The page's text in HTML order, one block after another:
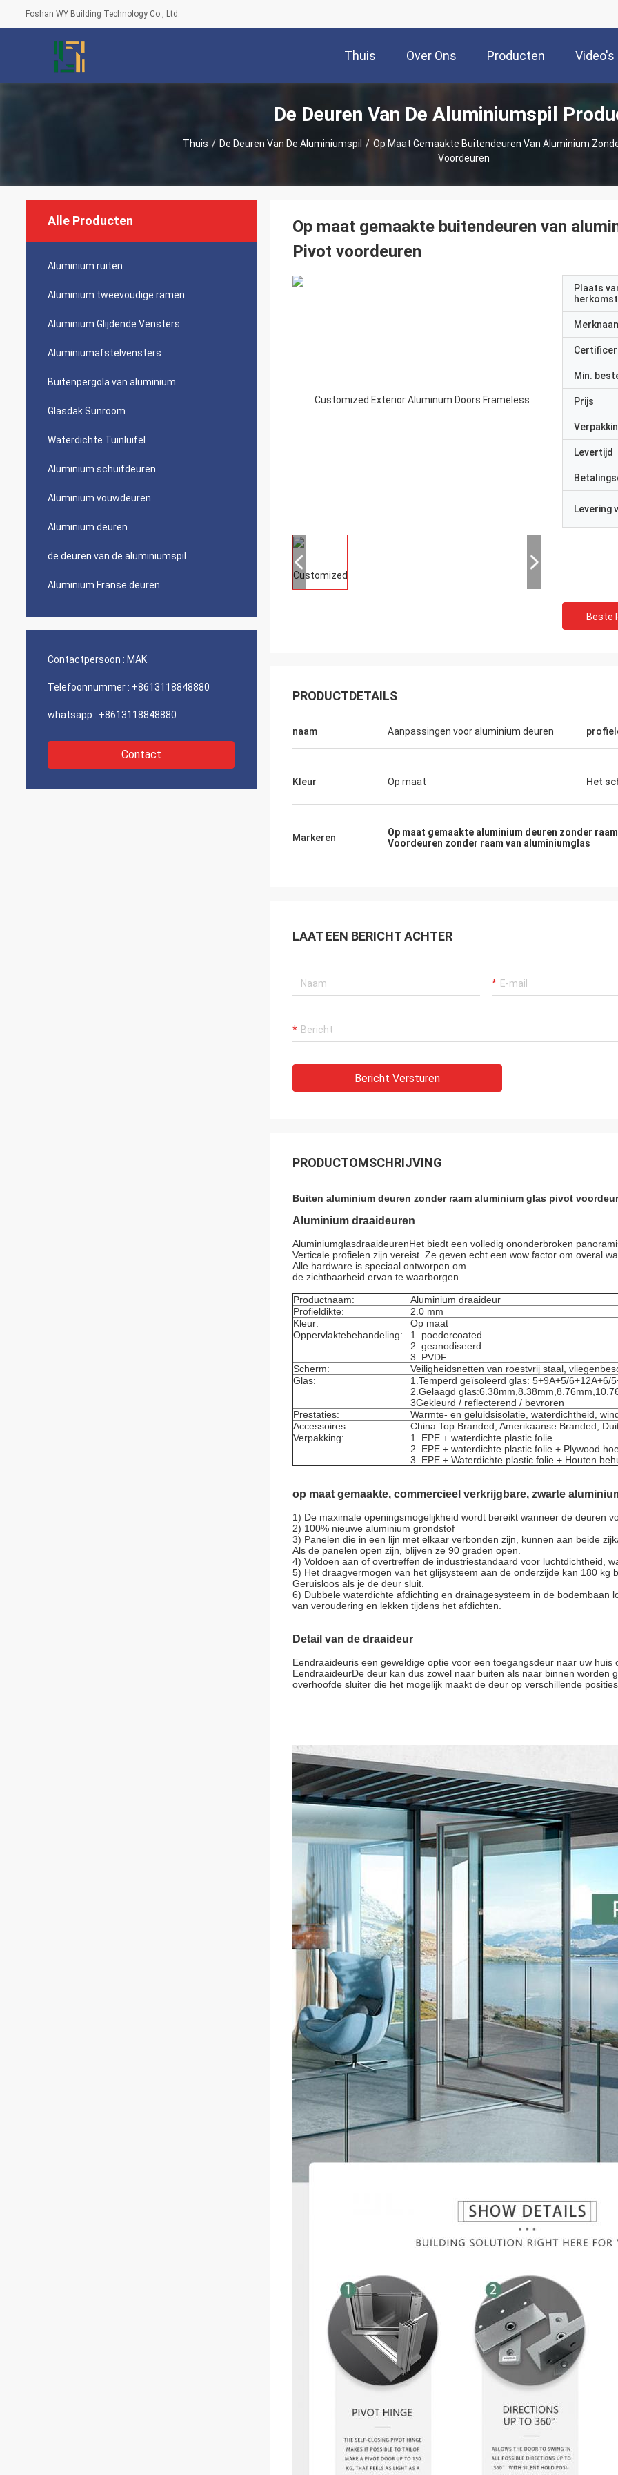
Foshan WY Building Technology Co., Ltd.
Thuis Over Ons Producten Video's
De Deuren Van De Aluminiumspil
Thuis / De Deuren Van De Aluminiumspil / Op Maat Gemaakte Buitendeuren Van Aluminium
Voordeuren
Alle Producten
Aluminium ruiten
Aluminium tweevoudige ramen
Aluminium Glijdende Vensters
Aluminiumafstelvensters
Buitenpergola van aluminium
Glasdak Sunroom
Waterdichte Tuinluifel
Aluminium schuifdeuren
Aluminium vouwdeuren
Aluminium deuren
de deuren van de aluminiumspil
Aluminium Franse deuren
Contactpersoon : MAK
Telefoonnummer : +8613118848880
whatsapp : +8613118848880
Contact
Op maat gemaakte buitendeuren van
Pivot voordeuren
Plaats
herkomst
Min.
Prijs
Levertijd
Levering
Beste
PRODUCTDETAILS
naam Aanpassingen voor aluminium deuren
Kleur Op maat Het
Markeren
Op maat gemaakte aluminium deuren zonder raam
Voordeuren zonder raam van aluminiumglas
LAAT EEN BERICHT ACHTER
Bericht Versturen
PRODUCTOMSCHRIJVING
Buiten aluminium deuren zonder raam aluminium glas pivot
Aluminium draaideuren
AluminiumglasdraaideurenHet biedt een volledig ononderbroken
Verticale profielen zijn vereist. Ze geven echt een wow factor om overal
Alle hardware is speciaal ontworpen om
de zichtbaarheid ervan te waarborgen.
Productnaam:
Aluminium draaideur
Profieldikte:
2.0 mm
Kleur:
Op maat
Oppervlaktebehandeling:
1. poedercoated
2. geanodiseerd
3. PVDF
Scherm:
Veiligheidsnetten van roestvrij staal,
Glas:
1.Temperd geïsoleerd glas: 5+9A+5/6+12A+6/
2.Gelaagd
3Gekleurd / reflecterend / bevroren
Prestaties:
Warmte- en geluidsisolatie, waterdichtheid,
Accessoires:
China Top Branded; Amerikaanse Branded;
Verpakking:
1. EPE + waterdichte plastic folie
2. EPE + waterdichte plastic folie + Plywood
3. EPE + Waterdichte plastic folie + Houten
op maat gemaakte, commercieel verkrijgbare, zwarte
1) De maximale openingsmogelijkheid wordt bereikt wanneer de deuren
2) 100% nieuwe aluminium grondstof
3) Panelen die in een lijn met elkaar verbonden zijn, kunnen aan beide
Als de panelen open zijn, blijven ze 90 graden open.
4) Voldoen aan of overtreffen de industriestandaard voor luchtdichtheid,
5) Het draagvermogen van het glijsysteem aan de onderzijde kan 180 kg
Geruisloos als je de deur sluit.
6) Dubbele waterdichte afdichting en drainagesysteem in de bodembaan
van veroudering en lekken tijdens het afdichten.
Detail van de draaideur
Eendraaideuris een geweldige optie voor een toegangsdeur naar uw huis
EendraaideurDe deur kan dus zowel naar buiten als naar binnen
overhoofde sluiter die het mogelijk maakt de deur op verschillende